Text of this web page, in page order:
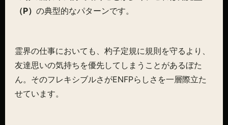
（P） の典型的なパターンです。
霊界の仕事においても、杓子定規に規則を守るより、
友達思いの気持ちを優先してしまうことがあるぼた
ん。そのフレキシブルさがENFPらしさを一層際立た
せています。